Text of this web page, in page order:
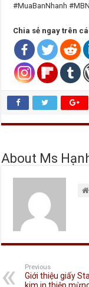
#MuaBanNhanh
Chia sẻ ngay trên
About Ms
Previous
Giới thiệu giấy